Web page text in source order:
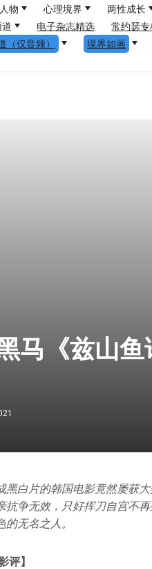
人物 心理境界 两性成长
电子杂志精选 常约瑟专
（仅音频） 境界如画
马《兹山
黑白片的韩国电影竟然屡获
抗争无效，只好挥刀自宫不
无名之人。
评】